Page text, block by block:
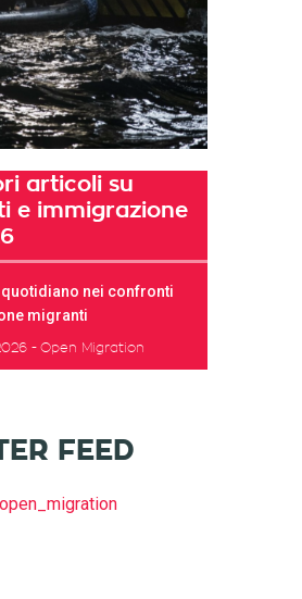
articoli su
e immigrazione
nei confronti
migranti
Open Migration
FEED